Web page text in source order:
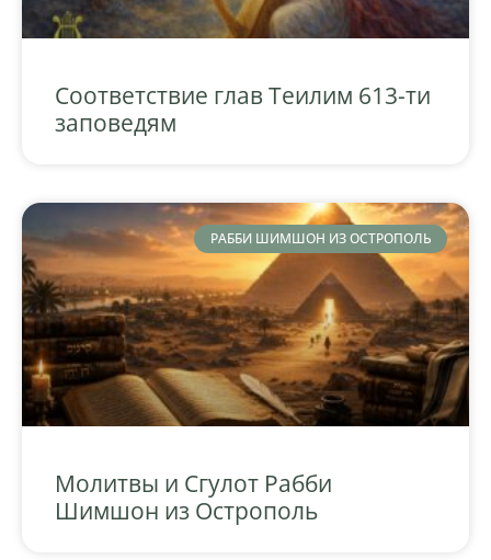
Соответствие глав Теилим 613-ти
заповедям
РАББИ ШИМШОН ИЗ ОСТРОПОЛЬ
Молитвы и Сгулот Рабби
Шимшон из Острополь